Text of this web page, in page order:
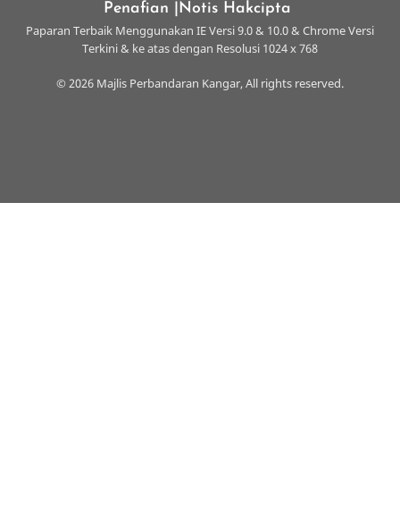
Penafian
|Notis Hakcipta
Paparan Terbaik Menggunakan IE Versi 9.0 & 10.0 & Chrome Versi
Terkini & ke atas dengan Resolusi 1024 x 768
© 2026 Majlis Perbandaran Kangar, All rights reserved.